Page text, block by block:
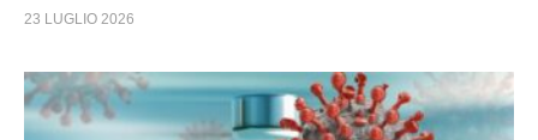
23 LUGLIO 2026